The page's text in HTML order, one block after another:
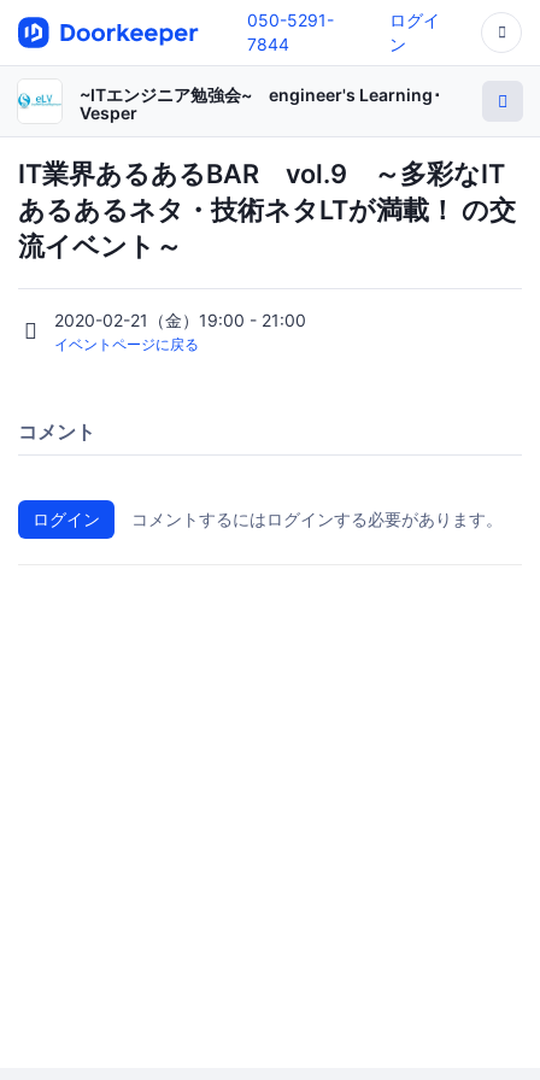
050-5291-
7844
ログイ
ン
~ITエンジニア勉強会~ engineer's Learning･
Vesper
IT業界あるあるBAR vol.9 ～多彩なIT
あるあるネタ・技術ネタLTが満載！ の交
流イベント～
2020-02-21（金）19:00 - 21:00
イベントページに戻る
コメント
ログイン コメントするにはログインする必要があります。